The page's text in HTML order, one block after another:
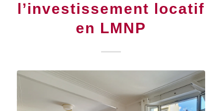
l’investissement locatif
en LMNP